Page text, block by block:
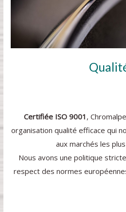
Certifiée ISO 9001 ,
organisation qualité efficace qui
aux marchés les
Nous avons une politique
respect des normes